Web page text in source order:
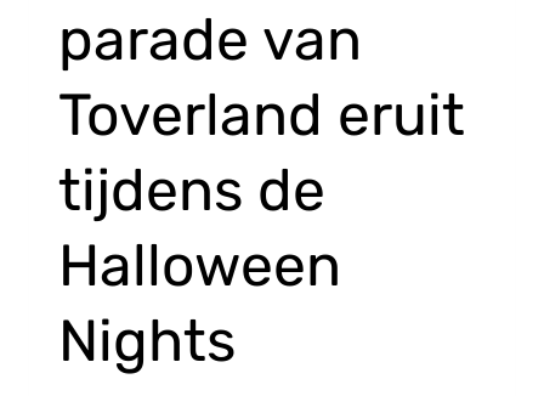
parade van
Toverland eruit
tijdens de
Halloween
Nights